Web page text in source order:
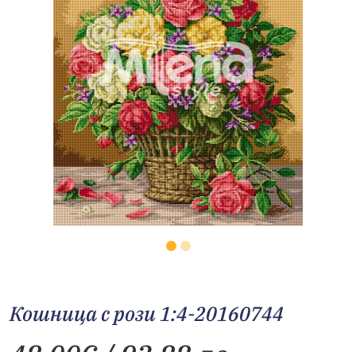
Кошница с рози 1:4-20160744